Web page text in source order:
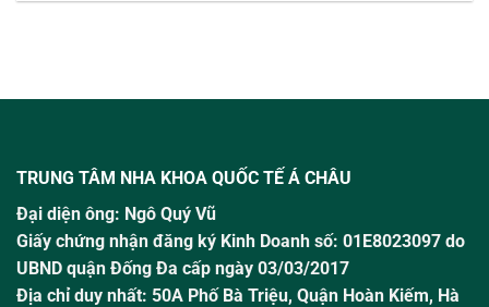
TRUNG TÂM NHA KHOA QUỐC TẾ Á CHÂU
Đại diện ông: Ngô Quý Vũ
Giấy chứng nhận đăng ký Kinh Doanh số: 01E8023097 do
UBND quận Đống Đa cấp ngày 03/03/2017
Địa chỉ duy nhất: 50A Phố Bà Triệu, Quận Hoàn Kiếm, Hà